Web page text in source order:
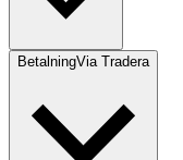
BetalningVia Tradera